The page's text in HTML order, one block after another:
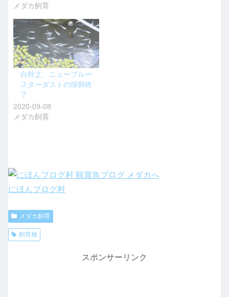
メダカ飼育
白幹之、ニューブルー
スターダストの採卵終
了
2020-09-08
メダカ飼育
にほんブログ村
メダカ飼育
飼育種
スポンサーリンク